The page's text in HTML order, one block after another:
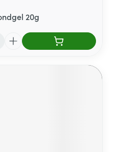
20g